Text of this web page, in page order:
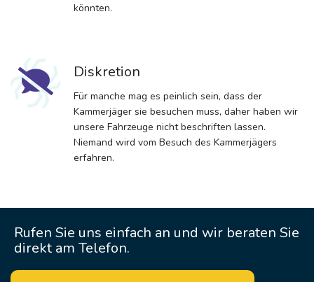
könnten.
Diskretion
Für manche mag es peinlich sein, dass der
Kammerjäger sie besuchen muss, daher haben wir
unsere Fahrzeuge nicht beschriften lassen.
Niemand wird vom Besuch des Kammerjägers
erfahren.
Rufen Sie uns einfach an und wir beraten Sie
direkt am Telefon.